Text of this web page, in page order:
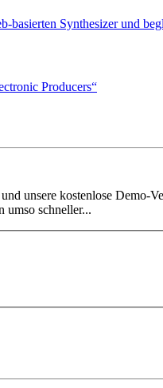
basierten Synthesizer und
Producers“
unsere kostenlose Demo-
umso schneller...